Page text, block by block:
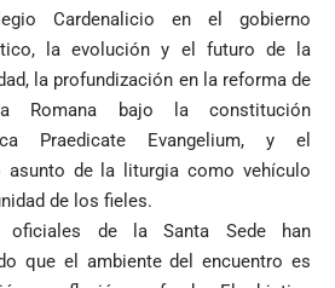
Cardenalicio en el gobierno
la evolución y el futuro de la
la profundización en la reforma de
Romana bajo la constitución
Praedicate Evangelium, y el
asunto de la liturgia como vehículo
de los fieles.
oficiales de la Santa Sede han
que el ambiente del encuentro es